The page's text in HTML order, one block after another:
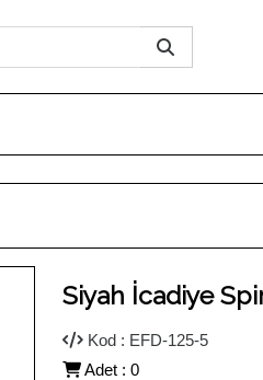
Siyah İcadiye
Kod : EFD-125-5
Adet : 0